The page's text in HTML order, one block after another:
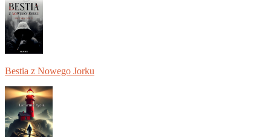
Bestia z Nowego Jorku